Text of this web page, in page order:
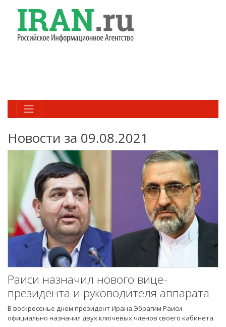
Новости за 09.08.2021
Раиси назначил нового вице-
президента и руководителя аппарата
В воскресенье днем ​​президент Ирана Эбрагим Раиси
официально назначил двух ключевых членов своего кабинета.